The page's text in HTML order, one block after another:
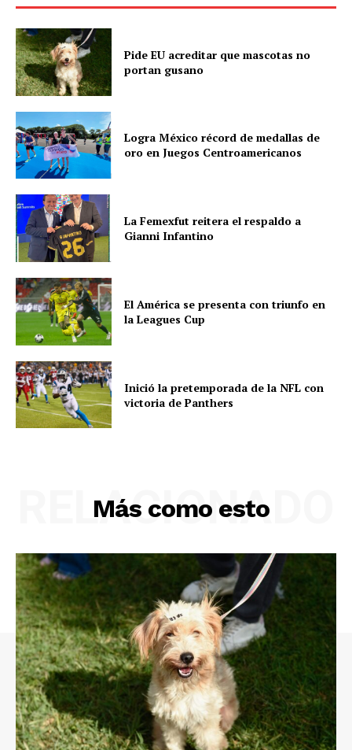
Pide EU acreditar que mascotas no
portan gusano
Logra México récord de medallas de
oro en Juegos Centroamericanos
La Femexfut reitera el respaldo a
Gianni Infantino
El América se presenta con triunfo en
la Leagues Cup
Inició la pretemporada de la NFL con
victoria de Panthers
Más como esto
RELACIONADO